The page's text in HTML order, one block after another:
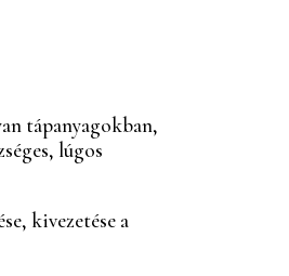
tápanyagokban,
lúgos
kivezetése a